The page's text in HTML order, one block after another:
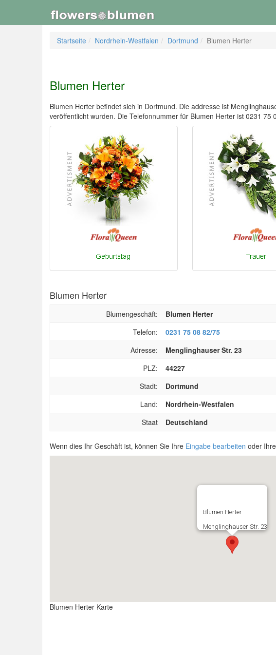
Startseite Nordrhein-Westfalen Dortmund Blumen Herter
Blumen Herter
Blumen Herter befindet sich in Dortmund. Die addresse ist
veröffentlicht wurden. Die Telefonnummer für Blumen Herter ist 0231
Blumen Herter
Blumengeschäft:
Blumen Herter
Telefon:
0231 75 08 82/75
Adresse:
Menglinghauser Str. 23
PLZ:
44227
Stadt:
Dortmund
Land:
Nordrhein-Westfalen
Staat
Deutschland
Wenn dies Ihr Geschäft ist, können Sie Ihre Eingabe bearbeiten oder Ihre
Blumen Herter
Menglinghauser Str. 23
Blumen Herter Karte